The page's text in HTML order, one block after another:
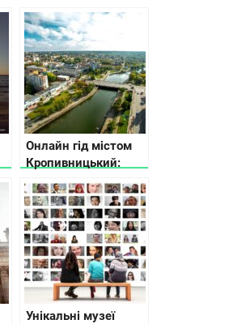
Онлайн гід містом
Кропивницький:
куди піти та що
подивитися
Унікальні музеї